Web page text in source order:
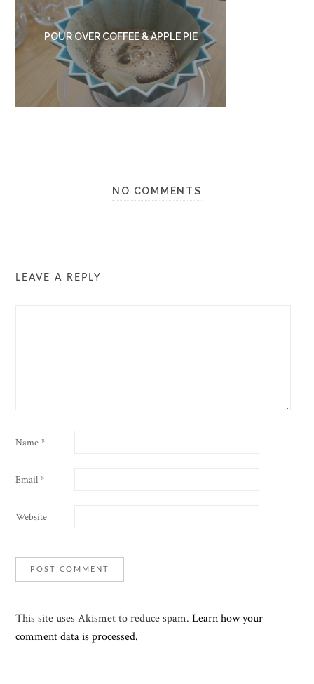
POUR OVER COFFEE & APPLE PIE
NO COMMENTS
LEAVE A REPLY
Name*
Email*
Website
This site uses Akismet to reduce spam.Learn how your
comment data is processed.